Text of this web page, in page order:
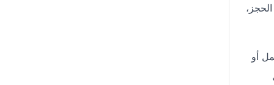
أو